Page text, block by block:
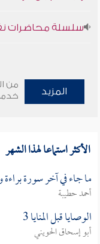
سلسلة محاضرات
المزيد
من
الأكثر استماعا لهذا الشهر
ما جاء في آخر سورة
أحمد حطيبة
الوصايا قبل المنايا 3
أبو إسحاق الحويني